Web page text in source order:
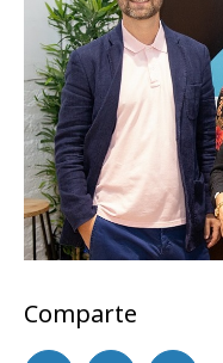
Comparte